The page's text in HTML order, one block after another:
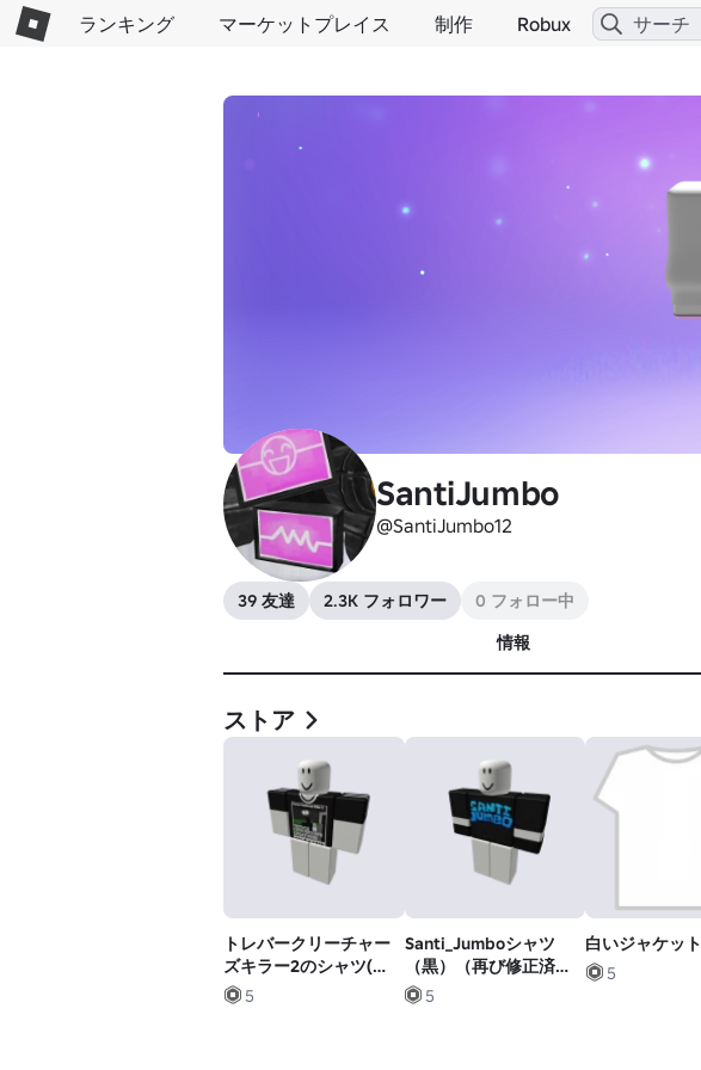
ランキング マーケットプレイス 制作 Robux
SantiJumbo
@SantiJumbo12
39 友達 2.3K フォロワー
0 フォロー中
情報
ストア
トレバークリーチャー
ズキラー2のシャツ(カ
ラー:B&W)
5
Santi_Jumboシャツ
（黒）（再び修正済
み）
5
白いジャケット
5